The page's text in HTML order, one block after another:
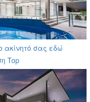
ακίνητό σας εδώ
Top